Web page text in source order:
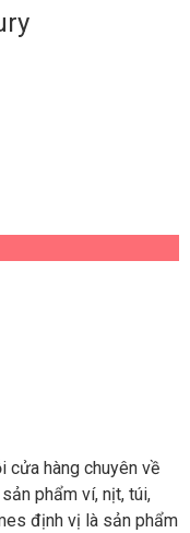
cửa hàng chuyên về
phẩm ví, nịt, túi,
định vị là sản phẩm